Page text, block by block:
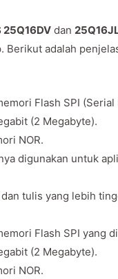
25Q16DV dan
Berikut adalah
Flash SPI
(2 Megabyte).
NOR.
digunakan untuk
tulis yang lebih
Flash SPI yang
(2 Megabyte).
NOR.